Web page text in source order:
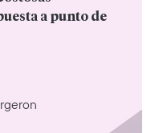
a punto de